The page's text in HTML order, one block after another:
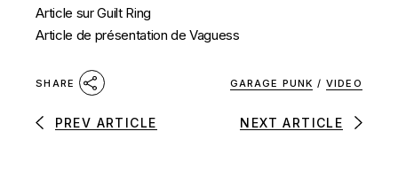
Article sur Guilt Ring
Article de présentation de Vaguess
SHARE GARAGE PUNK / VIDEO
PREV ARTICLE NEXT ARTICLE